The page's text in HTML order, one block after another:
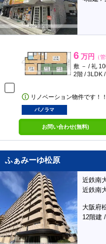
6 万円 （
敷 － / 礼
2階 / 3LDK
リノベーション物件です！！
パノラマ
お問い合わせ(無料)
ふぁみーゆ松原
近鉄南
近鉄南
大阪府
12階建